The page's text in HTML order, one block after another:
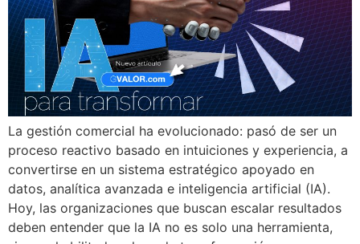
La gestión comercial ha evolucionado: pasó de ser un
proceso reactivo basado en intuiciones y experiencia, a
convertirse en un sistema estratégico apoyado en
datos, analítica avanzada e inteligencia artificial (IA).
Hoy, las organizaciones que buscan escalar resultados
deben entender que la IA no es solo una herramienta,